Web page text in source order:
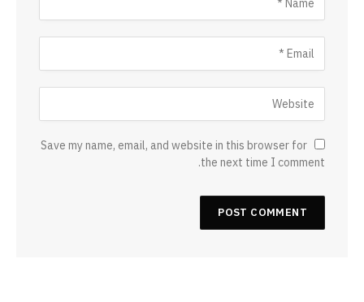
Save my name, email, and website in this browser for
the next time I comment.